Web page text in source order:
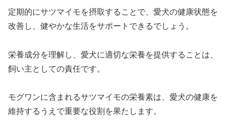
定期的にサツマイモを摂取することで、愛犬の健康状態を
改善し、健やかな生活をサポートできるでしょう。
栄養成分を理解し、愛犬に適切な栄養を提供することは、
飼い主としての責任です。
モグワンに含まれるサツマイモの栄養素は、愛犬の健康を
維持するうえで重要な役割を果たします。